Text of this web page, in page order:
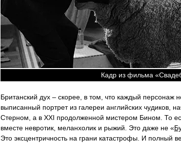
Кадр из фильма
Британский дух – скорее, в том, что каждый персонаж
выписанный портрет из галереи английских чудиков,
Стерном, а в XXI продолженной мистером Бином. То
вместе невротик, меланхолик и рыжий. Это даже не «
Это эксцентричность на грани катастрофы. И полный